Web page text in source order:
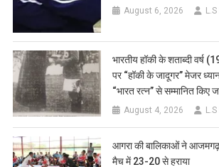
August 6, 2026
भारतीय हॉकी के शताब्दी
पर “हॉकी के जादूगर” मेजर
“भारत रत्न” से सम्मानित किए
August 4, 2026
आगरा की बालिकाओं ने
मैच में 23-20 से हराया